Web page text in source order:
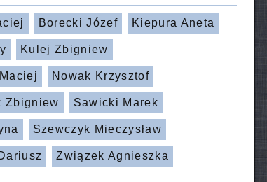
Borecki Józef Kiepura Aneta
Kulej Zbigniew
Nowak Krzysztof
Zbigniew Sawicki Marek
Szewczyk Mieczysław
Związek Agnieszka